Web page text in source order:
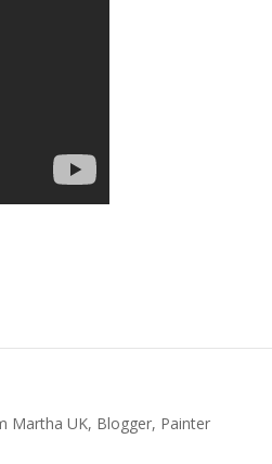
Martha UK, Blogger, Painter